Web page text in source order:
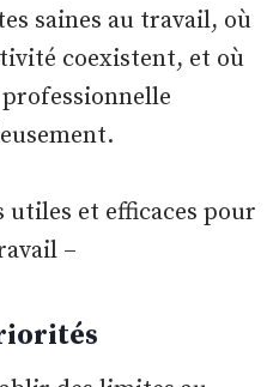
saines au travail, où
coexistent, et où
utiles et efficaces pour
–